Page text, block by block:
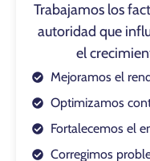
Trabajamos los
autoridad que
el
Mejoramos el
Optimizamos
Fortalecemos el
Corregimos